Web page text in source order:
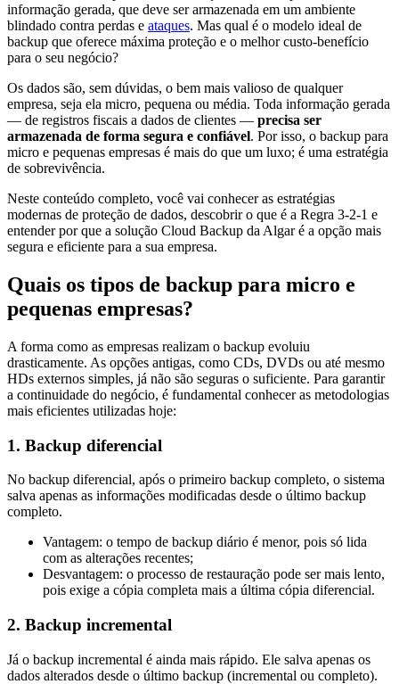
informação gerada, que deve ser armazenada em um ambiente
blindado contra perdas e ataques. Mas qual é o modelo ideal de
backup que oferece máxima proteção e o melhor custo-benefício
para o seu negócio?
Os dados são, sem dúvidas, o bem mais valioso de qualquer
empresa, seja ela micro, pequena ou média. Toda informação gerada
— de registros fiscais a dados de clientes — precisa ser
armazenada de forma segura e confiável. Por isso, o backup para
micro e pequenas empresas é mais do que um luxo; é uma estratégia
de sobrevivência.
Neste conteúdo completo, você vai conhecer as estratégias
modernas de proteção de dados, descobrir o que é a Regra 3-2-1 e
entender por que a solução Cloud Backup da Algar é a opção mais
segura e eficiente para a sua empresa.
Quais os tipos de backup para micro e
pequenas empresas?
A forma como as empresas realizam o backup evoluiu
drasticamente. As opções antigas, como CDs, DVDs ou até mesmo
HDs externos simples, já não são seguras o suficiente. Para garantir
a continuidade do negócio, é fundamental conhecer as metodologias
mais eficientes utilizadas hoje:
1. Backup diferencial
No backup diferencial, após o primeiro backup completo, o sistema
salva apenas as informações modificadas desde o último backup
completo.
Vantagem: o tempo de backup diário é menor, pois só lida
com as alterações recentes;
Desvantagem: o processo de restauração pode ser mais lento,
pois exige a cópia completa mais a última cópia diferencial.
2. Backup incremental
Já o backup incremental é ainda mais rápido. Ele salva apenas os
dados alterados desde o último backup (incremental ou completo).